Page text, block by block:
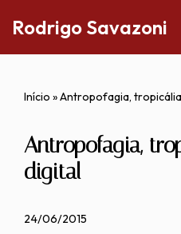
Rodrigo Savazoni
Início »Antropofagia,
Antropofagia,
digital
24/06/2015